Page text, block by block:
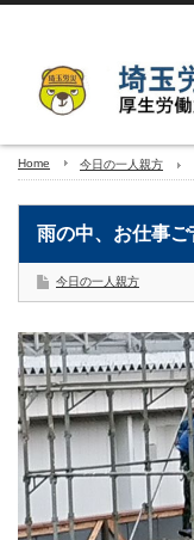
Home 今日の一人親方
雨の中、お仕事
今日の一人親方